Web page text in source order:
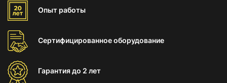
Опыт работы
Сертифицированноеоборудование
Гарантиядо 2 лет